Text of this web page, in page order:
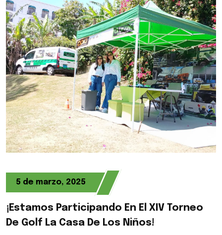
5 de marzo, 2025
¡Estamos Participando En El XIV Torneo
De Golf La Casa De Los Niños!